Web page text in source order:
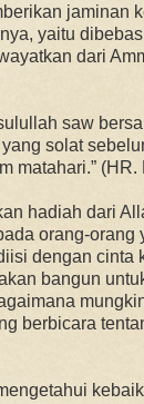
jaminan
yaitu
dari
saw
solat
matahari.” (HR.
hadiah dari
orang-orang
dengan cinta
bangun
berbicara